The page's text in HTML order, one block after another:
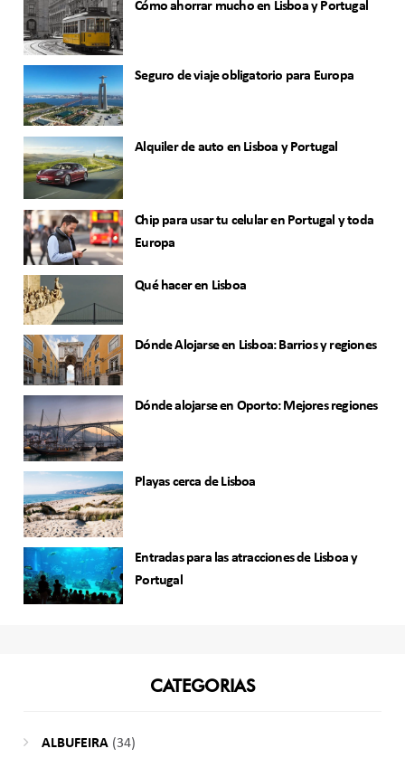
Cómo ahorrar mucho en Lisboa y Portugal
Seguro de viaje obligatorio para Europa
Alquiler de auto en Lisboa y Portugal
Chip para usar tu celular en Portugal y toda
Europa
Qué hacer en Lisboa
Dónde Alojarse en Lisboa: Barrios y regiones
Dónde alojarse en Oporto: Mejores regiones
Playas cerca de Lisboa
Entradas para las atracciones de Lisboa y
Portugal
CATEGORIAS
ALBUFEIRA(34)